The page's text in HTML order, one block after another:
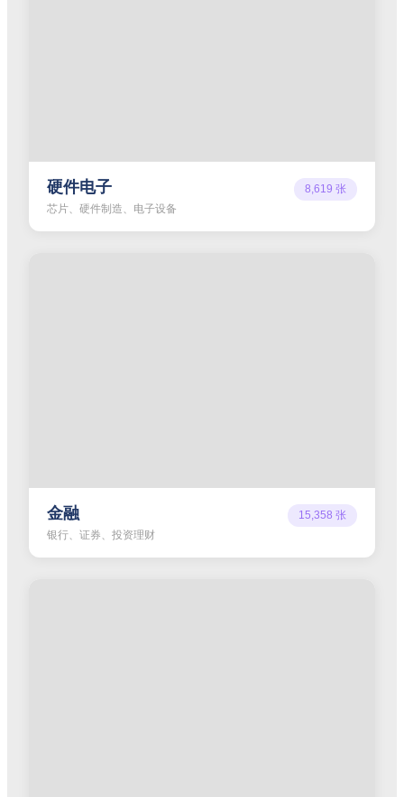
硬件电子
芯片、硬件制造、电子设备
8,619 张
金融
银行、证券、投资理财
15,358 张